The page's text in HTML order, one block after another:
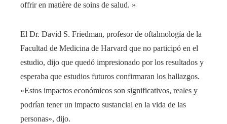
offrir en matière de soins de salud. »
El Dr. David S. Friedman, profesor de oftalmología de la
Facultad de Medicina de Harvard que no participó en el
estudio, dijo que quedó impresionado por los resultados y
esperaba que estudios futuros confirmaran los hallazgos.
«Estos impactos económicos son significativos, reales y
podrían tener un impacto sustancial en la vida de las
personas», dijo.